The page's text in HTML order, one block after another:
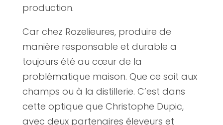
production.
Car chez Rozelieures, produire de
manière responsable et durable a
toujours été au cœur de la
problématique maison. Que ce soit aux
champs ou à la distillerie. C’est dans
cette optique que Christophe Dupic,
avec deux partenaires éleveurs et